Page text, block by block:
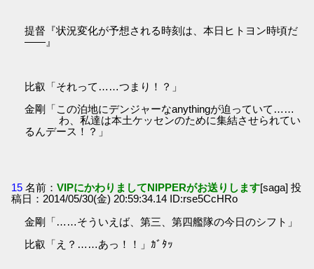
提督『状況変化が予想される時刻は、本日ヒトヨン時頃だ
――』
比叡「それって……つまり！？」
金剛「この泊地にデンジャーなanythingが迫っていて……
わ、私達は本土ケッセンのために集結させられてい
るんデース！？」
15 名前：VIPにかわりましてNIPPERがお送りします[saga] 投
稿日：2014/05/30(金) 20:59:34.14 ID:rse5CcHRo
金剛「……そういえば、第三、第四艦隊の今日のシフト」
比叡「え？……あっ！！」ｶﾞﾀｯ